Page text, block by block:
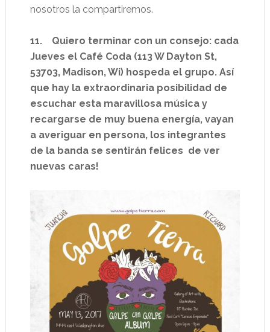
nosotros la compartiremos.
11.
Quiero terminar con un consejo: cada
Jueves el Café Coda (113 W Dayton St,
53703, Madison, Wi) hospeda el grupo. Así
que hay la extraordinaria posibilidad de
escuchar esta maravillosa música y
recargarse de muy buena energía, vayan
a averiguar en persona, los integrantes
de la banda se sentirán felices de ver
nuevas caras!